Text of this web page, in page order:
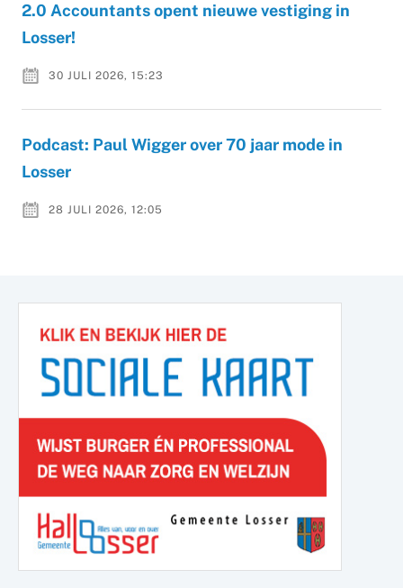
2.0 Accountants opent nieuwe vestiging in
Losser!
30 JULI 2026, 15:23
Podcast: Paul Wigger over 70 jaar mode in
Losser
28 JULI 2026, 12:05